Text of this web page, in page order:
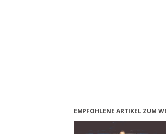
EMPFOHLENE ARTIKEL ZUM